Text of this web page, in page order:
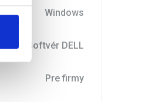
Windows
Softvér DELL
Pre firmy